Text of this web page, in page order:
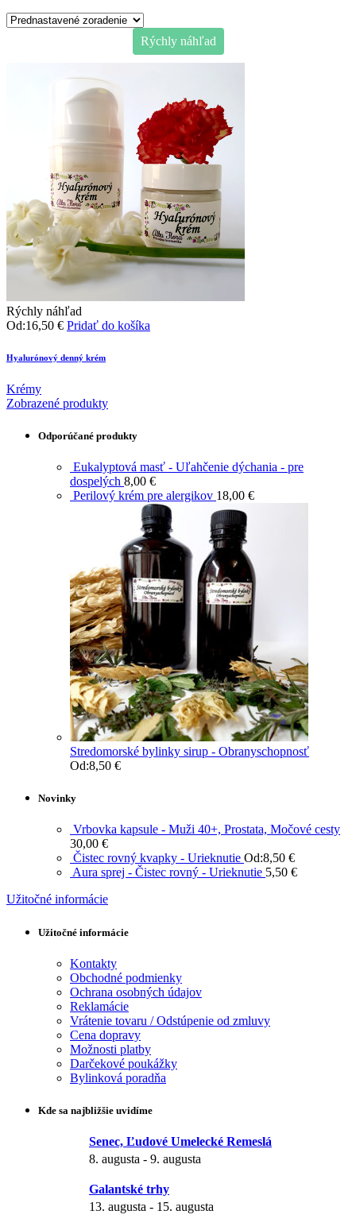
Rýchly náhľad
Rýchly náhľad
Od:16,50 € Pridať do košíka
Hyalurónový denný krém
Krémy
Zobrazené produkty
Odporúčané produkty
Eukalyptová masť - Uľahčenie dýchania - pre
dospelých 8,00 €
Perilový krém pre alergikov 18,00 €
Stredomorské bylinky sirup - Obranyschopnosť
Od:8,50 €
Novinky
Vrbovka kapsule - Muži 40+, Prostata, Močové cesty
30,00 €
Čistec rovný kvapky - Urieknutie Od:8,50 €
Aura sprej - Čistec rovný - Urieknutie 5,50 €
Užitočné informácie
Užitočné informácie
Kontakty
Obchodné podmienky
Ochrana osobných údajov
Reklamácie
Vrátenie tovaru / Odstúpenie od zmluvy
Cena dopravy
Možnosti platby
Darčekové poukážky
Bylinková poradňa
Kde sa najbližšie uvidíme
Senec, Ľudové Umelecké Remeslá
8. augusta - 9. augusta
Galantské trhy
13. augusta - 15. augusta